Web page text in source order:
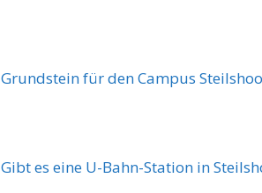
Grundstein für den Campus
Gibt es eine U-Bahn-Station in